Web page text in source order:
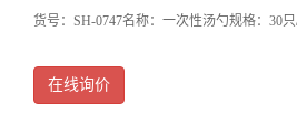
货号：SH-0747名称：一次性汤勺规格：30
在线询价